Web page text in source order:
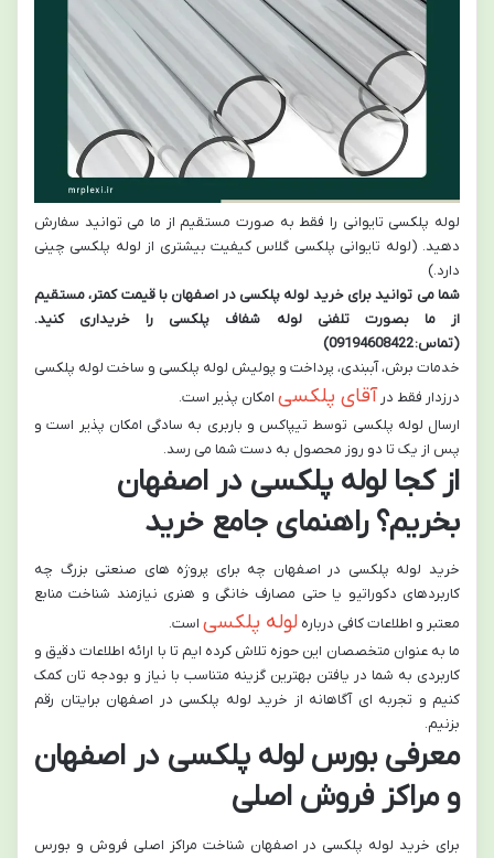
لوله پلکسی تایوانی را فقط به صورت مستقیم از ما می توانید سفارش
دهید. (لوله تایوانی پلکسی گلاس کیفیت بیشتری از لوله پلکسی چینی
دارد.)
شما می توانید برای خرید لوله پلکسی در اصفهان با قیمت کمتر، مستقیم
از ما بصورت تلفنی لوله شفاف پلکسی را خریداری کنید.
(تماس: 09194608422)
خدمات برش، آببندی، پرداخت و پولیش لوله پلکسی و ساخت لوله پلکسی
درزدار فقط در آقای پلکسی امکان پذیر است.
ارسال لوله پلکسی توسط تیپاکس و باربری به سادگی امکان پذیر است و
پس از یک تا دو روز محصول به دست شما می رسد.
از کجا لوله پلکسی در اصفهان
بخریم؟ راهنمای جامع خرید
خرید لوله پلکسی در اصفهان چه برای پروژه های صنعتی بزرگ چه
کاربردهای دکوراتیو یا حتی مصارف خانگی و هنری نیازمند شناخت منابع
معتبر و اطلاعات کافی درباره لوله پلکسی است.
ما به عنوان متخصصان این حوزه تلاش کرده ایم تا با ارائه اطلاعات دقیق و
کاربردی به شما در یافتن بهترین گزینه متناسب با نیاز و بودجه تان کمک
کنیم و تجربه ای آگاهانه از خرید لوله پلکسی در اصفهان برایتان رقم
بزنیم.
معرفی بورس لوله پلکسی در اصفهان
و مراکز فروش اصلی
برای خرید لوله پلکسی در اصفهان شناخت مراکز اصلی فروش و بورس